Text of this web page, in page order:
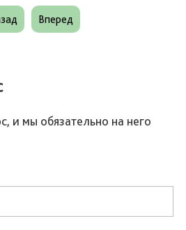
Вперед
и мы обязательно на него